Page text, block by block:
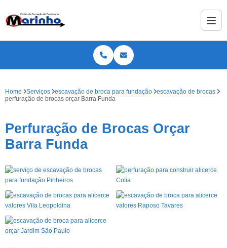
Home Serviços escavação de broca para fundação
escavação de brocas
perfuração de brocas orçar Barra Funda
Perfuração de Brocas Orçar
Barra Funda